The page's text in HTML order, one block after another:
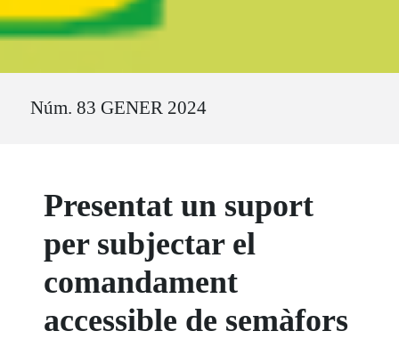
Núm. 83 GENER 2024
Presentat un suport
per subjectar el
comandament
accessible de semàfors